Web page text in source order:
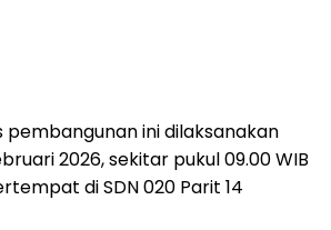
ini dilaksanakan
2026, sekitar pukul 09.00 WIB
di SDN 020 Parit 14